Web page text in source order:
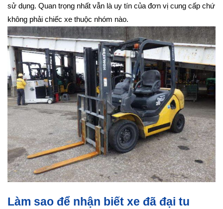
sử dụng. Quan trọng nhất vẫn là uy tín của đơn vị cung cấp chứ
không phải chiếc xe thuộc nhóm nào.
Làm sao để nhận biết xe đã đại tu